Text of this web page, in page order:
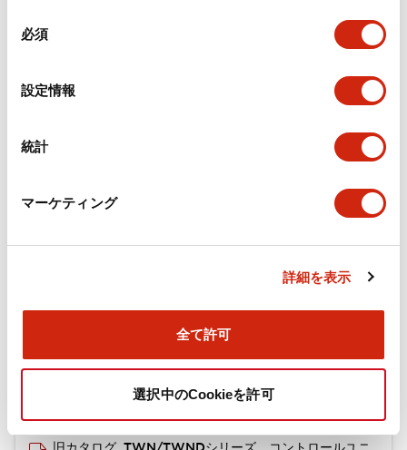
必須
設定情報
統計
マーケティング
詳細を表示
全て許可
選択中のCookieを許可
機械的仕様
取付設置仕様
ドキュメントとファイル
カタログ CAD 規格・認証 技術文書